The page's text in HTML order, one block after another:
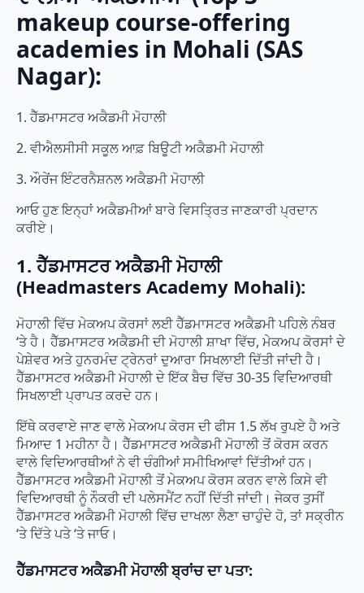
makeup course-offering
academies in Mohali (SAS
Nagar):
1. ਹੈੱਡਮਾਸਟਰ ਅਕੈਡਮੀ ਮੋਹਾਲੀ
2. ਵੀਐਲਸੀਸੀ ਸਕੂਲ ਆਫ਼ ਬਿਊਟੀ ਅਕੈਡਮੀ ਮੋਹਾਲੀ
3. ਔਰੇਂਜ ਇੰਟਰਨੈਸ਼ਨਲ ਅਕੈਡਮੀ ਮੋਹਾਲੀ
ਆਓ ਹੁਣ ਇਨ੍ਹਾਂ ਅਕੈਡਮੀਆਂ ਬਾਰੇ ਵਿਸਤ੍ਰਿਤ ਜਾਣਕਾਰੀ ਪ੍ਰਦਾਨ
ਕਰੀਏ।
1. ਹੈੱਡਮਾਸਟਰ ਅਕੈਡਮੀ ਮੋਹਾਲੀ
(Headmasters Academy Mohali):
ਮੋਹਾਲੀ ਵਿੱਚ ਮੇਕਅਪ ਕੋਰਸਾਂ ਲਈ ਹੈੱਡਮਾਸਟਰ ਅਕੈਡਮੀ ਪਹਿਲੇ ਨੰਬਰ
‘ਤੇ ਹੈ। ਹੈੱਡਮਾਸਟਰ ਅਕੈਡਮੀ ਦੀ ਮੋਹਾਲੀ ਸ਼ਾਖਾ ਵਿੱਚ, ਮੇਕਅਪ ਕੋਰਸਾਂ ਦੇ
ਪੇਸ਼ੇਵਰ ਅਤੇ ਹੁਨਰਮੰਦ ਟ੍ਰੇਨਰਾਂ ਦੁਆਰਾ ਸਿਖਲਾਈ ਦਿੱਤੀ ਜਾਂਦੀ ਹੈ।
ਹੈੱਡਮਾਸਟਰ ਅਕੈਡਮੀ ਮੋਹਾਲੀ ਦੇ ਇੱਕ ਬੈਚ ਵਿੱਚ 30-35 ਵਿਦਿਆਰਥੀ
ਸਿਖਲਾਈ ਪ੍ਰਾਪਤ ਕਰਦੇ ਹਨ।
ਇੱਥੇ ਕਰਵਾਏ ਜਾਣ ਵਾਲੇ ਮੇਕਅਪ ਕੋਰਸ ਦੀ ਫੀਸ 1.5 ਲੱਖ ਰੁਪਏ ਹੈ ਅਤੇ
ਮਿਆਦ 1 ਮਹੀਨਾ ਹੈ। ਹੈੱਡਮਾਸਟਰ ਅਕੈਡਮੀ ਮੋਹਾਲੀ ਤੋਂ ਕੋਰਸ ਕਰਨ
ਵਾਲੇ ਵਿਦਿਆਰਥੀਆਂ ਨੇ ਵੀ ਚੰਗੀਆਂ ਸਮੀਖਿਆਵਾਂ ਦਿੱਤੀਆਂ ਹਨ।
ਹੈੱਡਮਾਸਟਰ ਅਕੈਡਮੀ ਮੋਹਾਲੀ ਤੋਂ ਮੇਕਅਪ ਕੋਰਸ ਕਰਨ ਵਾਲੇ ਕਿਸੇ ਵੀ
ਵਿਦਿਆਰਥੀ ਨੂੰ ਨੌਕਰੀ ਦੀ ਪਲੇਸਮੈਂਟ ਨਹੀਂ ਦਿੱਤੀ ਜਾਂਦੀ। ਜੇਕਰ ਤੁਸੀਂ
ਹੈੱਡਮਾਸਟਰ ਅਕੈਡਮੀ ਮੋਹਾਲੀ ਵਿੱਚ ਦਾਖਲਾ ਲੈਣਾ ਚਾਹੁੰਦੇ ਹੋ, ਤਾਂ ਸਕ੍ਰੀਨ
‘ਤੇ ਦਿੱਤੇ ਪਤੇ ‘ਤੇ ਜਾਓ।
ਹੈੱਡਮਾਸਟਰ ਅਕੈਡਮੀ ਮੋਹਾਲੀ ਬ੍ਰਾਂਚ ਦਾ ਪਤਾ: